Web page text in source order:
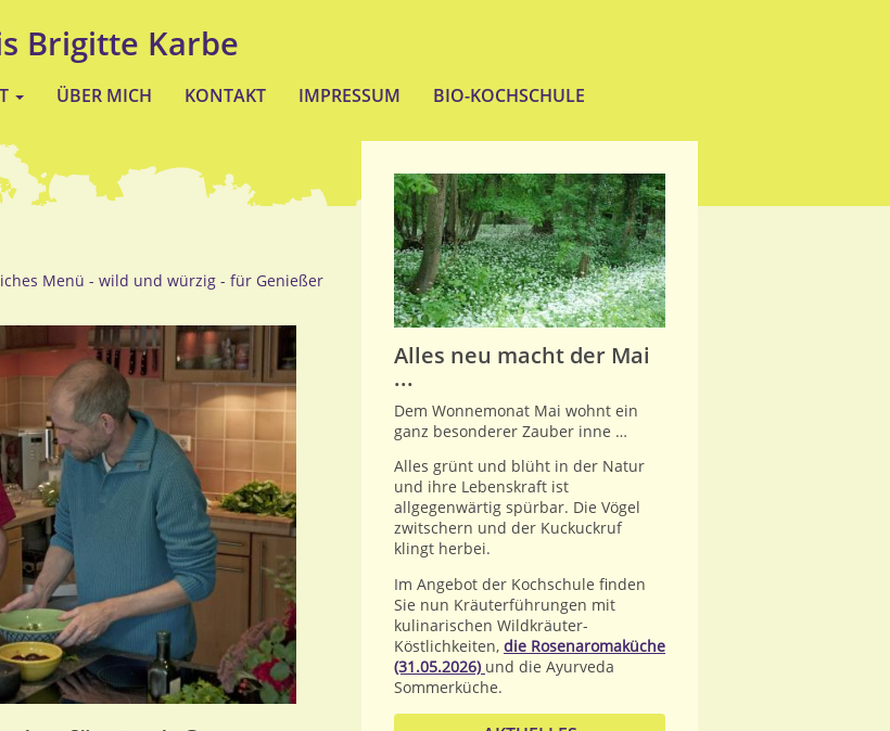
Brigitte Karbe
ÜBER MICH KONTAKT IMPRESSUM BIO-KOCHSCHULE
Menü - wild und würzig - für Genießer
Alles neu macht der Mai
...
Dem Wonnemonat Mai wohnt ein
ganz besonderer Zauber inne …
Alles grünt und blüht in der Natur
und ihre Lebenskraft ist
allgegenwärtig spürbar. Die Vögel
zwitschern und der Kuckuckruf
klingt herbei.
Im Angebot der Kochschule finden
Sie nun Kräuterführungen mit
kulinarischen Wildkräuter-
Köstlichkeiten, die Rosenaromaküche
(31.05.2026) und die Ayurveda
Sommerküche.